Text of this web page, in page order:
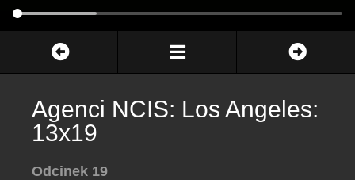
Agenci NCIS: Los Angeles:
13x19
Odcinek 19